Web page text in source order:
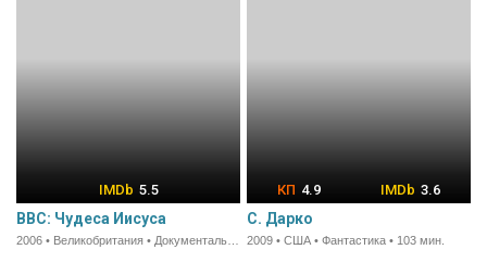
5.5
BBC: Чудеса Иисуса
4.9 3.6
С. Дарко
2009 • США • Фантастика • 103 мин.